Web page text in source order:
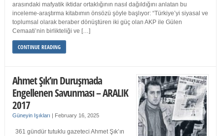
arasındaki mafyatik iktidar ortaklığının nasıl dağıldığını anlatan bu
inceleme-araştırma kitabımın önsözü şöyle başlıyor: “Türkiye’yi siyasal ve
toplumsal olarak beraber dönüştüren iki güç olan AKP ile Gülen
Cemaati’nin birlikteliği ve […]
CONTINUE READING
Ahmet Şık’ın Duruşmada
Engellenen Savunması – ARALIK
2017
Güneyin Işıkları | February 16, 2025
361 gündür tutuklu gazeteci Ahmet Şık’ın